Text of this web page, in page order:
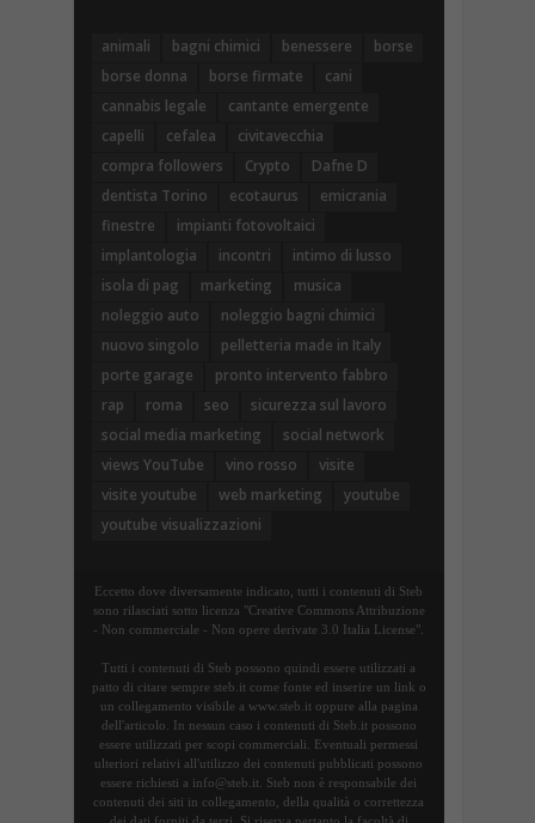
animali bagni chimici benessere
borse
borse donna
borse firmate
cani
cannabis legale
cantante emergente
capelli
cefalea
civitavecchia
compra followers
Crypto
Dafne D
dentista Torino
ecotaurus
emicrania
finestre
impianti fotovoltaici
implantologia
incontri
intimo di lusso
isola di pag
marketing
musica
noleggio auto
noleggio bagni chimici
nuovo singolo
pelletteria made in Italy
porte garage
pronto intervento fabbro
rap
roma seo
sicurezza sul lavoro
social media marketing
social network
views YouTube
vino rosso
visite
visite youtube
web marketing
youtube
youtube visualizzazioni
Eccetto dove diversamente indicato, tutti i contenuti di Steb
sono rilasciati sotto licenza "Creative Commons Attribuzione
- Non commerciale - Non opere derivate 3.0 Italia License".
Tutti i contenuti di Steb possono quindi essere utilizzati a
patto di citare sempre steb.it come fonte ed inserire un link o
un collegamento visibile a www.steb.it oppure alla pagina
dell'articolo. In nessun caso i contenuti di Steb.it possono
essere utilizzati per scopi commerciali. Eventuali permessi
ulteriori relativi all'utilizzo dei contenuti pubblicati possono
essere richiesti a info@steb.it. Steb non è responsabile dei
contenuti dei siti in collegamento, della qualità o correttezza